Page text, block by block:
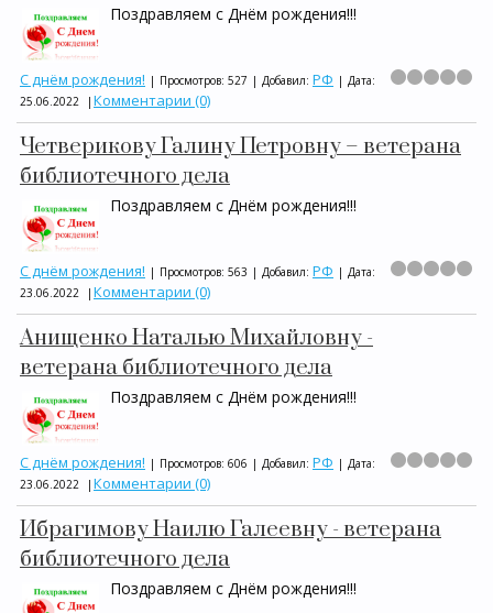
Поздравляем с Днём рождения!!!
С днём рождения! | Просмотров: 527 | Добавил: РФ | Дата:
25.06.2022
| Комментарии (0)
Четверикову Галину Петровну – ветерана
библиотечного дела
Поздравляем с Днём рождения!!!
С днём рождения! | Просмотров: 563 | Добавил: РФ | Дата:
23.06.2022
| Комментарии (0)
Анищенко Наталью Михайловну -
ветерана библиотечного дела
Поздравляем с Днём рождения!!!
С днём рождения! | Просмотров: 606 | Добавил: РФ | Дата:
23.06.2022
| Комментарии (0)
Ибрагимову Наилю Галеевну - ветерана
библиотечного дела
Поздравляем с Днём рождения!!!